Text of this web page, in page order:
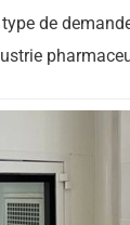
de